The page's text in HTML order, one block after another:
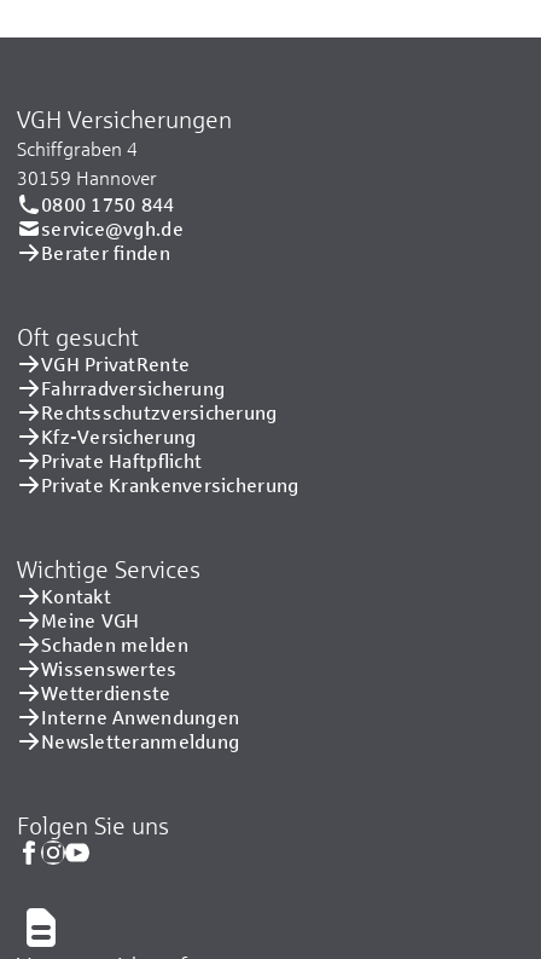
VGH Versicherungen
Schiffgraben 4
30159 Hannover
0800 1750 844
service@vgh.de
Berater finden
Oft gesucht
VGH PrivatRente
Fahrradversicherung
Rechtsschutzversicherung
Kfz-Versicherung
Private Haftpflicht
Private Kranken­versicherung
Wichtige Services
Kontakt
Meine VGH
Schaden melden
Wissenswertes
Wetterdienste
Interne Anwendungen
Newsletteranmeldung
Folgen Sie uns